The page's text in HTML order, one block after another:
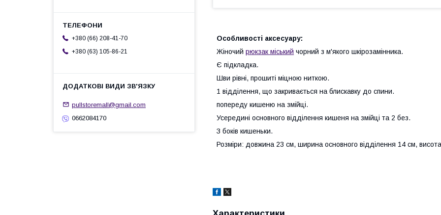
Особливості аксесуару:
Жіночий рюкзак міський чорний з м'якого шкірозамінника.
Є підкладка.
Шви рівні, прошиті міцною ниткою.
1 відділення, що закривається на блискавку до спини.
попереду кишеню на змійці.
Усередині основного відділення кишеня на змійці та 2 без.
З боків кишеньки.
Розміри: довжина 23 см, ширина основного відділення 14 см,
+380 (66) 208-41-70
+380 (63) 105-86-21
pullstoremall@gmail.com
0662084170